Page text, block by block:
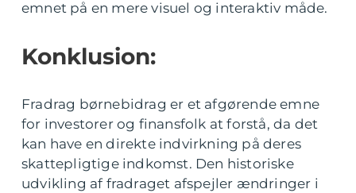
emnet på en mere visuel og interaktiv måde.
Konklusion:
Fradrag børnebidrag er et afgørende emne
for investorer og finansfolk at forstå, da det
kan have en direkte indvirkning på deres
skattepligtige indkomst. Den historiske
udvikling af fradraget afspejler ændringer i